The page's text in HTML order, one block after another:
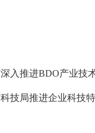
入推进BDO产业技
技局推进企业科技